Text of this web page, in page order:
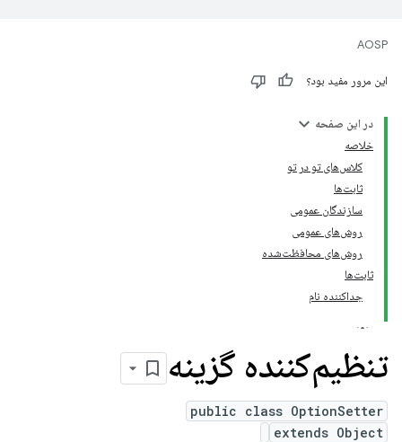
AOSP
این مرور مفید بود؟
در این صفحه
خلاصه
کلاس‌های تو در تو
ثابت‌ها
سازندگان عمومی
روش‌های عمومی
روش‌های محافظت‌شده
ثابت‌ها
جداکننده نام
تنظیم‌کننده گزینه
public class OptionSetter
extends Object